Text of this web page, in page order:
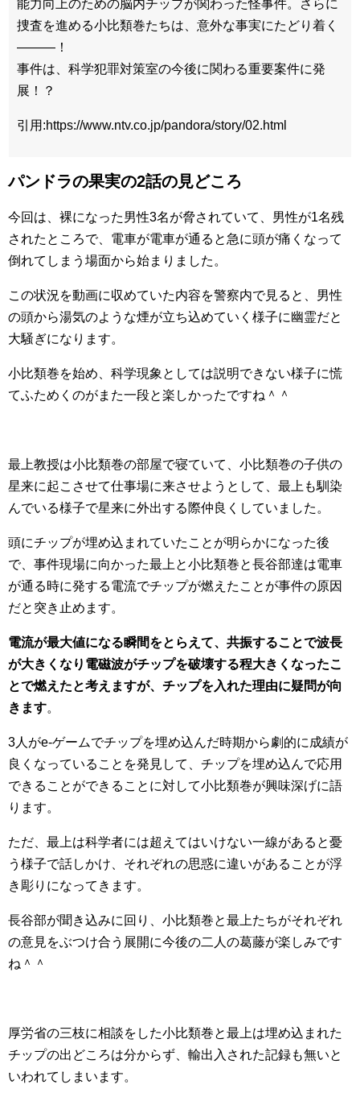
能力向上のための脳内チップが関わった怪事件。さらに
捜査を進める小比類巻たちは、意外な事実にたどり着く
———！
事件は、科学犯罪対策室の今後に関わる重要案件に発
展！？
引用:https://www.ntv.co.jp/pandora/story/02.html
パンドラの果実の2話の見どころ
今回は、裸になった男性3名が脅されていて、男性が1名残
されたところで、電車が電車が通ると急に頭が痛くなって
倒れてしまう場面から始まりました。
この状況を動画に収めていた内容を警察内で見ると、男性
の頭から湯気のような煙が立ち込めていく様子に幽霊だと
大騒ぎになります。
小比類巻を始め、科学現象としては説明できない様子に慌
てふためくのがまた一段と楽しかったですね＾＾
最上教授は小比類巻の部屋で寝ていて、小比類巻の子供の
星来に起こさせて仕事場に来させようとして、最上も馴染
んでいる様子で星来に外出する際仲良くしていました。
頭にチップが埋め込まれていたことが明らかになった後
で、事件現場に向かった最上と小比類巻と長谷部達は電車
が通る時に発する電流でチップが燃えたことが事件の原因
だと突き止めます。
電流が最大値になる瞬間をとらえて、共振することで波長
が大きくなり電磁波がチップを破壊する程大きくなったこ
とで燃えたと考えますが、チップを入れた理由に疑問が向
きます。
3人がe-ゲームでチップを埋め込んだ時期から劇的に成績が
良くなっていることを発見して、チップを埋め込んで応用
できることができることに対して小比類巻が興味深げに語
ります。
ただ、最上は科学者には超えてはいけない一線があると憂
う様子で話しかけ、それぞれの思惑に違いがあることが浮
き彫りになってきます。
長谷部が聞き込みに回り、小比類巻と最上たちがそれぞれ
の意見をぶつけ合う展開に今後の二人の葛藤が楽しみです
ね＾＾
厚労省の三枝に相談をした小比類巻と最上は埋め込まれた
チップの出どころは分からず、輸出入された記録も無いと
いわれてしまいます。